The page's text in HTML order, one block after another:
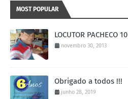
MOST POPULAR
LOCUTOR PACHECO 10
novembro 30, 2013
Obrigado a todos !!!
junho 28, 2019